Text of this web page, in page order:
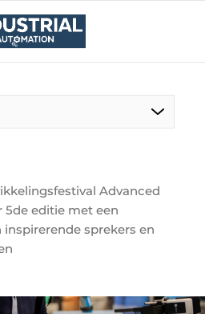
Advanced
5de editie met een
sprekers en